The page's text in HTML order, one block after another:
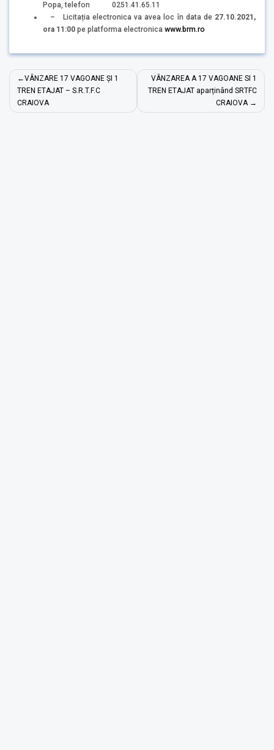
Popa, telefon 0251.41.65.11
– Licitația electronica va avea loc în data de 27.10.2021,
ora 11:00 pe platforma electronica www.brm.ro
Navigare
în
articole
VÂNZARE 17 VAGOANE ȘI 1
TREN ETAJAT – S.R.T.F.C
CRAIOVA
VÂNZAREA A 17 VAGOANE SI 1
TREN ETAJAT aparținând SRTFC
CRAIOVA